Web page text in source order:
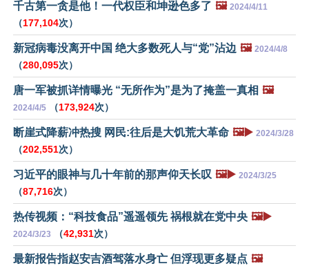
千古第一贪是他！一代权臣和坤逊色多了 🖼️ 2024/4/11
（177,104次）
新冠病毒没离开中国 绝大多数死人与“党”沾边 🖼️ 2024/4/8
（280,095次）
唐一军被抓详情曝光 “无所作为”是为了掩盖一真相 🖼️
2024/4/5 （173,924次）
断崖式降薪冲热搜 网民:往后是大饥荒大革命 🖼️▶️ 2024/3/28
（202,551次）
习近平的眼神与几十年前的那声仰天长叹 🖼️▶️ 2024/3/25
（87,716次）
热传视频：“科技食品”遥遥领先 祸根就在党中央 🖼️▶️
2024/3/23 （42,931次）
最新报告指赵安吉酒驾落水身亡 但浮现更多疑点 🖼️